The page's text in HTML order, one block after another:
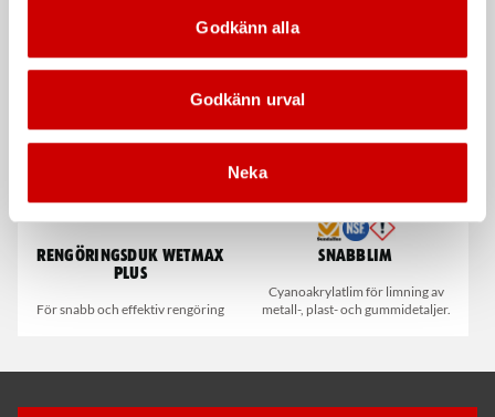
Godkänn alla
Godkänn urval
Neka
Dispenserbox med 100 st.
Kampanj
Rengöringsduk Wetmax
Plus
För snabb och effektiv rengöring
Kampanj
Snabblim
Cyanoakrylatlim för limning av
metall-, plast- och gummidetaljer.